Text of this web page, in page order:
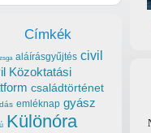
Címkék
aláírásgyűjtés civil
Közoktatási
családtörténet
emléknap gyász
Különóra